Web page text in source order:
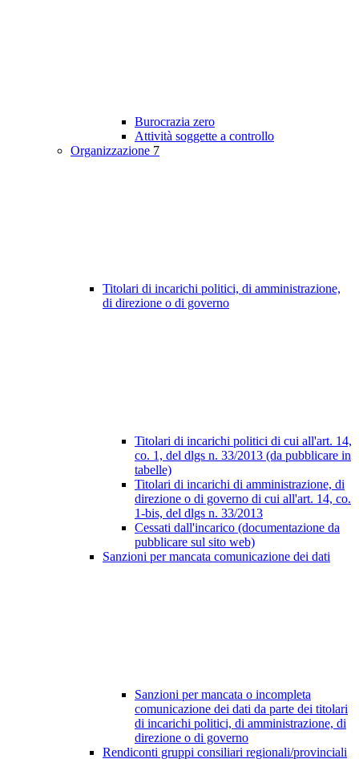
Burocrazia zero
Attività soggette a controllo
Organizzazione 7
Titolari di incarichi politici, di amministrazione,
di direzione o di governo
Titolari di incarichi politici di cui all'art. 14,
co. 1, del dlgs n. 33/2013 (da pubblicare in
tabelle)
Titolari di incarichi di amministrazione, di
direzione o di governo di cui all'art. 14, co.
1-bis, del dlgs n. 33/2013
Cessati dall'incarico (documentazione da
pubblicare sul sito web)
Sanzioni per mancata comunicazione dei dati
Sanzioni per mancata o incompleta
comunicazione dei dati da parte dei titolari
di incarichi politici, di amministrazione, di
direzione o di governo
Rendiconti gruppi consiliari regionali/provinciali